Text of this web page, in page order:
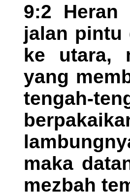
9:2 Heran
jalan pintu
ke utara,
yang
tengah-
maka
mezbah